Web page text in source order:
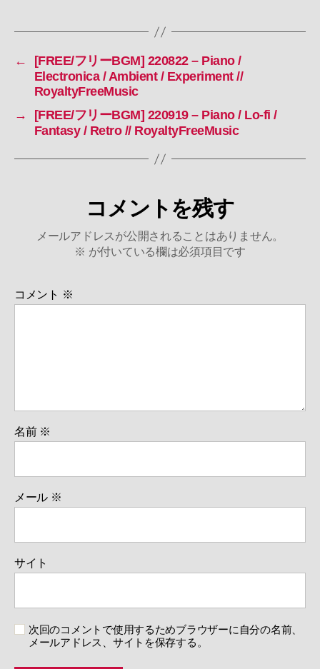
←
[FREE/フリーBGM] 220822 – Piano /
Electronica / Ambient / Experiment //
RoyaltyFreeMusic
→
[FREE/フリーBGM] 220919 – Piano / Lo-fi /
Fantasy / Retro // RoyaltyFreeMusic
コメントを残す
メールアドレスが公開されることはありません。
※ が付いている欄は必須項目です
コメント ※
名前 ※
メール ※
サイト
次回のコメントで使用するためブラウザーに自分の名前、
メールアドレス、サイトを保存する。